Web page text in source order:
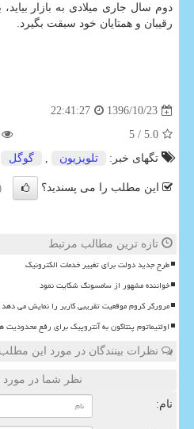
دوم سال جاری میلادی به بازار
رقیبان و همتایان خود سبقت بگیرد.
1396/10/23
22:41:27
5.0
/ 5
تگهای خبر:
تلویزیون , گوگل
این مطلب را می پسندید؟ (1)
تازه ترین مطالب مرتبط
طرح جدید دولت برای تغییر خدمات الکترونیک
خواننده مشهور از سامسونگ شکایت نمود
مرورگر کروم موقعیت تقریبی کاربر را نمایش می دهد
اولتیماتوم پنتاگون به آنتروپیک برای رفع
نظرات بینندگان در مورد این مطلب
نظر شما در
نام: